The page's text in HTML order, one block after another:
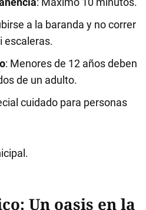
a la baranda y no correr
escaleras.
: Menores de 12 años deben
de un adulto.
cuidado para personas
Un oasis en la